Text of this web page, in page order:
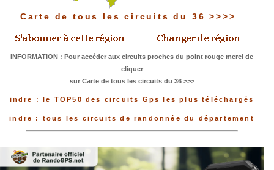
Carte de tous les circuits du 36 >>>>
INFORMATION : Pour accéder aux circuits proches du point rouge merci de
cliquer
sur Carte de tous les circuits du 36 >>>
indre : le TOP50 des circuits Gps les plus téléchargés
indre : tous les circuits de randonnée du département